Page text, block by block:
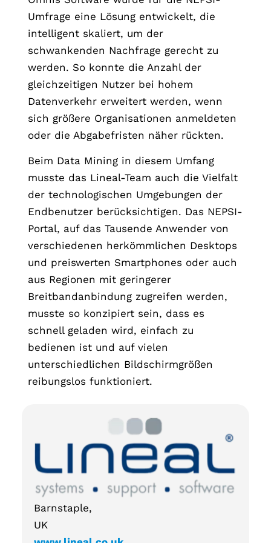
Umfrage eine Lösung entwickelt, die
intelligent skaliert, um der
schwankenden Nachfrage gerecht zu
werden. So konnte die Anzahl der
gleichzeitigen Nutzer bei hohem
Datenverkehr erweitert werden, wenn
sich größere Organisationen anmeldeten
oder die Abgabefristen näher rückten.
Beim Data Mining in diesem Umfang
musste das Lineal-Team auch die Vielfalt
der technologischen Umgebungen der
Endbenutzer berücksichtigen. Das NEPSI-
Portal, auf das Tausende Anwender von
verschiedenen herkömmlichen Desktops
und preiswerten Smartphones oder auch
aus Regionen mit geringerer
Breitbandanbindung zugreifen werden,
musste so konzipiert sein, dass es
schnell geladen wird, einfach zu
bedienen ist und auf vielen
unterschiedlichen Bildschirmgrößen
reibungslos funktioniert.
Barnstaple,
UK